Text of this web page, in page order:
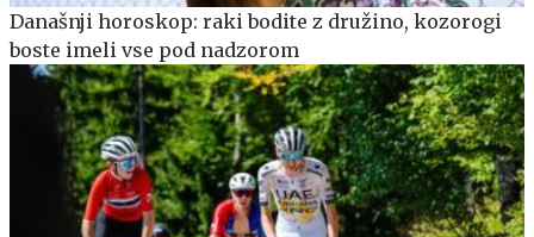
Današnji horoskop: raki bodite z družino, kozorogi
boste imeli vse pod nadzorom